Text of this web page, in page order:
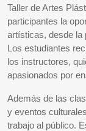
Taller de Artes
participantes la
artísticas, desde la
Los estudiantes
los instructores,
apasionados por
Además de las
y eventos
trabajo al público.